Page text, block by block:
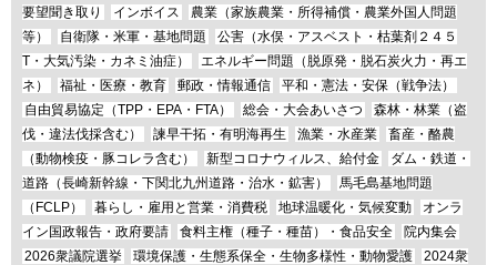
要望聞き取り
インボイス
農業（家族農業・所得補償・農業外国人問題
等）
自衛隊・米軍・基地問題
公害（水俣・アスベスト・枯葉剤２４５
T・大気汚染・カネミ油症）
エネルギー問題（脱原発・脱石炭火力・再エ
ネ）
福祉・医療・教育 郵政・情報通信
平和・憲法・安保（戦争法）
自由貿易協定（TPP・EPA・FTA）
総会・大会あいさつ
森林・林業（盗
伐・違法伐採含む）
諫早干拓・有明海再生 漁業・水産業
畜産・酪農
（動物検疫・豚コレラ含む）
新型コロナウィルス、給付金
ダム・鉄道・
道路（長崎新幹線・下関北九州道路・治水・鉱害）
馬毛島基地問題
（FCLP）
暮らし・雇用と営業・消費税 地球温暖化・気候変動
オンラ
イン国政報告・政府要請
食料主権（種子・種苗）・食品安全
院内集会
2026衆議院選挙
環境保護・生態系保全・生物多様性・動物愛護
2024衆